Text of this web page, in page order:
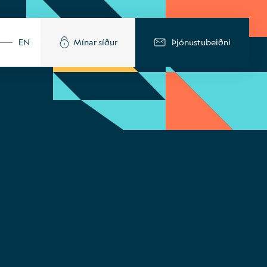
EN Mínar síður Þjónustubeiðni